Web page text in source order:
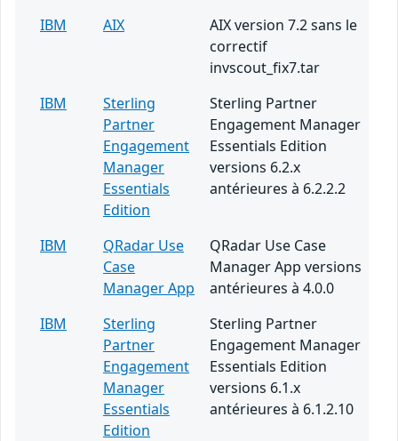
IBM
AIX
AIX version 7.2 sans le
correctif
invscout_fix7.tar
IBM
Sterling
Partner
Engagement
Manager
Essentials
Edition
Sterling Partner
Engagement Manager
Essentials Edition
versions 6.2.x
antérieures à 6.2.2.2
IBM
QRadar Use
Case
Manager App
QRadar Use Case
Manager App versions
antérieures à 4.0.0
IBM
Sterling
Partner
Engagement
Manager
Essentials
Edition
Sterling Partner
Engagement Manager
Essentials Edition
versions 6.1.x
antérieures à 6.1.2.10